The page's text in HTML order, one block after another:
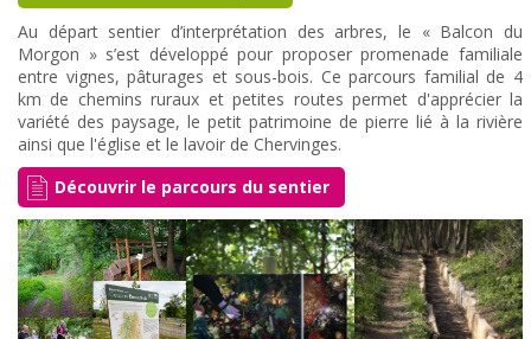
Au départ sentier d’interprétation des arbres, le « Balcon du
Morgon » s’est développé pour proposer promenade familiale
entre vignes, pâturages et sous-bois. Ce parcours familial de 4
km de chemins ruraux et petites routes permet d'apprécier la
variété des paysage, le petit patrimoine de pierre lié à la rivière
ainsi que l'église et le lavoir de Chervinges.
Découvrir le parcours du sentier